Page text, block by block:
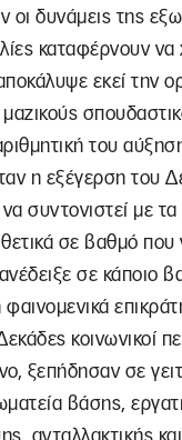
οι δυνάμεις της
καταφέρνουν να
εκεί την
του
η εξέγερση του
συντονιστεί με
σε βαθμό που
σε κάποιο
φαινομενικά
κοινωνικοί
ξεπήδησαν σε
βάσης,
ανταλλακτικής